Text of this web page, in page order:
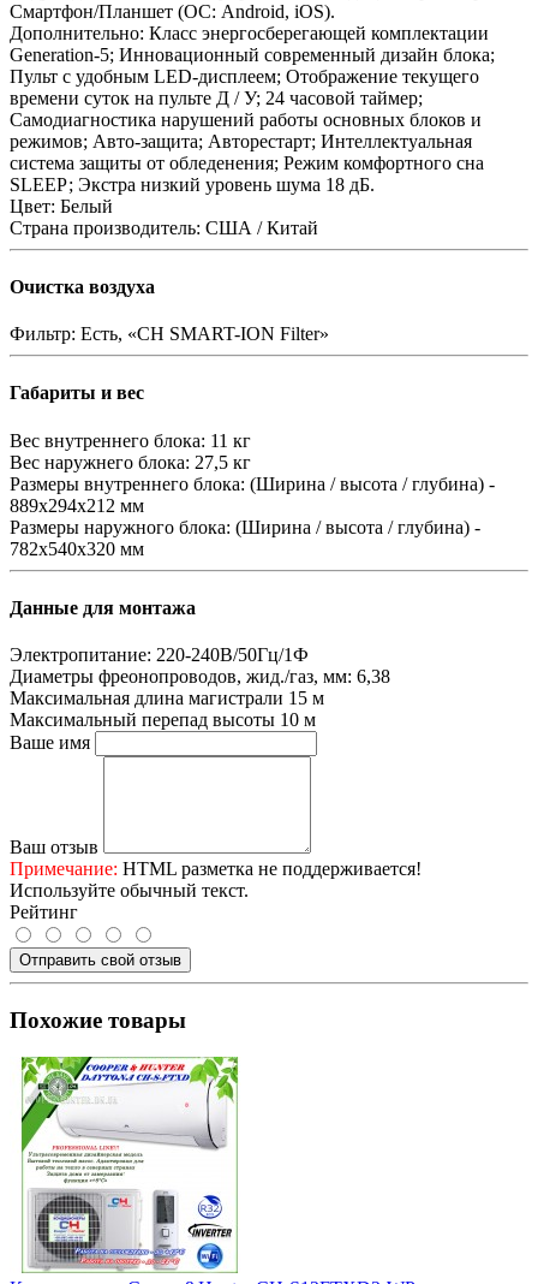
Смартфон/Планшет (ОС: Android, iOS).
Дополнительно: Класс энергосберегающей комплектации
Generation-5; Инновационный современный дизайн блока;
Пульт с удобным LED-дисплеем; Отображение текущего
времени суток на пульте Д / У; 24 часовой таймер;
Самодиагностика нарушений работы основных блоков и
режимов; Авто-защита; Авторестарт; Интеллектуальная
система защиты от обледенения; Режим комфортного сна
SLЕЕР; Экстра низкий уровень шума 18 дБ.
Цвет: Белый
Страна производитель: США / Китай
Очистка воздуха
Фильтр: Есть, «CH SMART-ION Filter»
Габариты и вес
Вес внутреннего блока: 11 кг
Вес наружнего блока: 27,5 кг
Размеры внутреннего блока: (Ширина / высота / глубина) -
889х294х212 мм
Размеры наружного блока: (Ширина / высота / глубина) -
782х540х320 мм
Данные для монтажа
Электропитание: 220-240В/50Гц/1Ф
Диаметры фреонопроводов, жид./газ, мм: 6,38
Максимальная длина магистрали 15 м
Максимальный перепад высоты 10 м
Ваше имя
Ваш отзыв
Примечание: HTML разметка не поддерживается!
Используйте обычный текст.
Рейтинг
Отправить свой отзыв
Похожие товары